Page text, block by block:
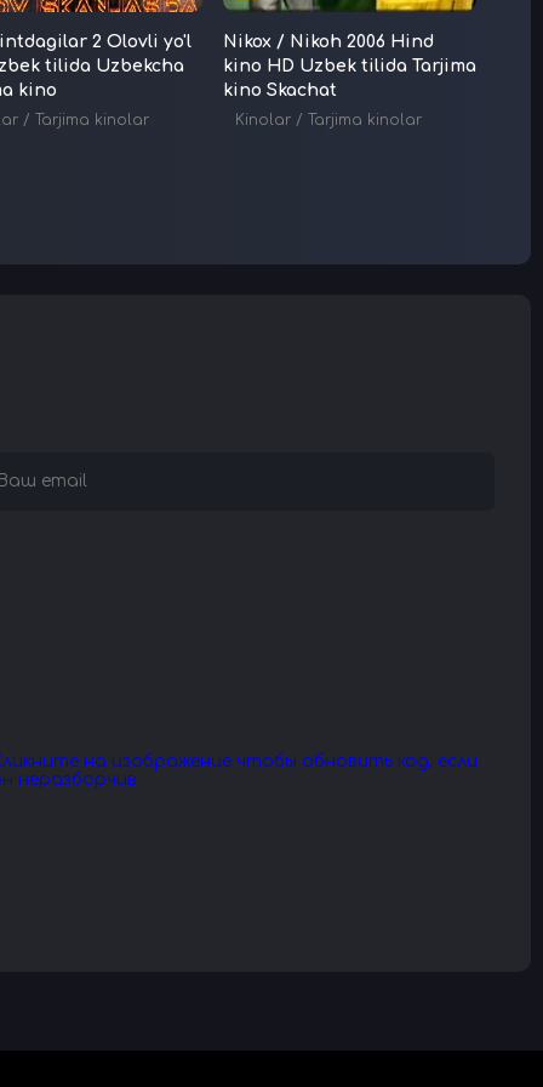
2 Olovli yo'l
tilida Uzbekcha
kino
/ Tarjima kinolar
Nikox / Nikoh 2006 Hind
kino HD Uzbek tilida Tarjima
kino Skachat
Kinolar / Tarjima kinolar